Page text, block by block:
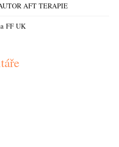
AFT TERAPIE
FF UK